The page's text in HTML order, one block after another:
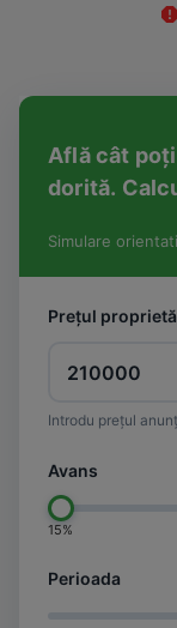
Află cât
dorită.
Simulare
Prețul
Introdu prețul
Avans
15%
Perioada